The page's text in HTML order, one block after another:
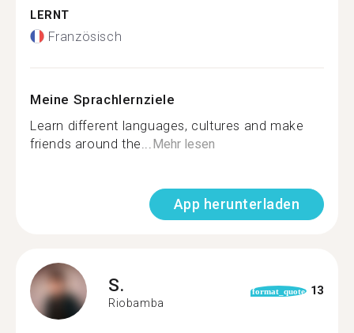
LERNT
Französisch
Meine Sprachlernziele
Learn different languages, cultures and make
friends around the... Mehr lesen
App herunterladen
S.
Riobamba
format_quote 13